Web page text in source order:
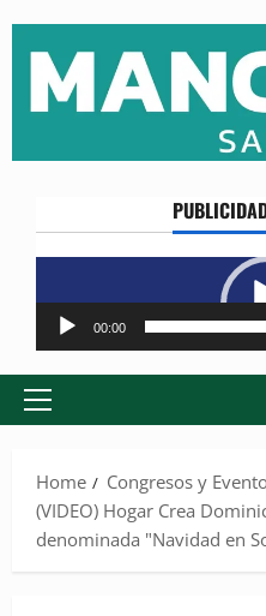
content
00:00
Primary
Home
Congresos y
(VIDEO) Hogar Crea
denominada "Navidad en